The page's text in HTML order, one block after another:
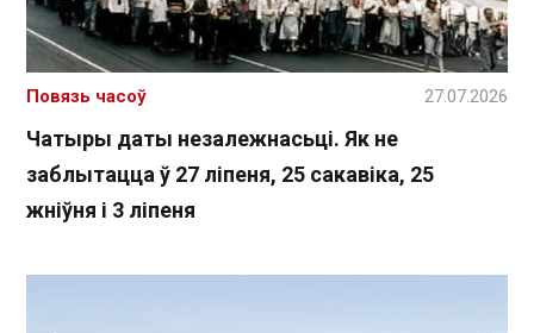
Чатыры даты незалежнасьці. Як не
заблытацца ў 27 ліпеня, 25 сакавіка, 25
жніўня і 3 ліпеня
Повязь часоў 27.07.2026